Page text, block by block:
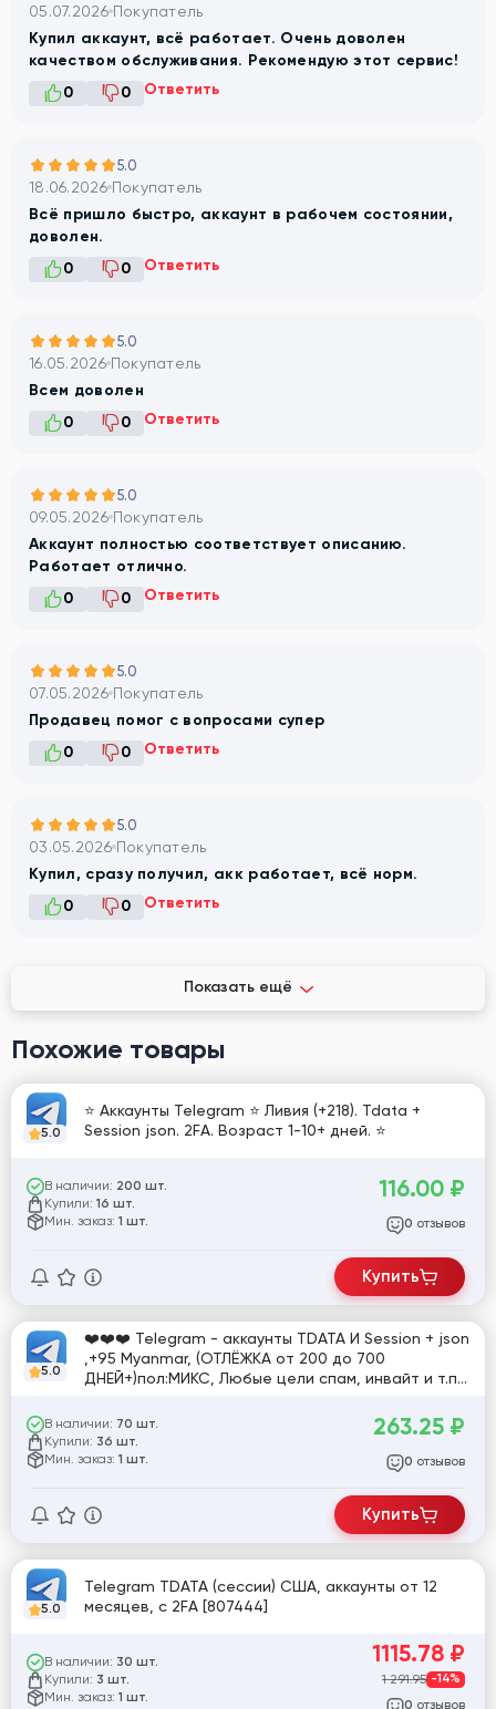
05.07.2026 Покупатель
Купил аккаунт, всё работает. Очень доволен
качеством обслуживания. Рекомендую этот сервис!
0
0 Ответить
5.0
18.06.2026 Покупатель
Всё пришло быстро, аккаунт в рабочем состоянии,
доволен.
0
0 Ответить
5.0
16.05.2026 Покупатель
Всем доволен
0
0 Ответить
5.0
09.05.2026 Покупатель
Аккаунт полностью соответствует описанию.
Работает отлично.
0
0 Ответить
5.0
07.05.2026 Покупатель
Продавец помог с вопросами супер
0
0 Ответить
5.0
03.05.2026 Покупатель
Купил, сразу получил, акк работает, всё норм.
0
0 Ответить
Показать ещё
Похожие товары
5.0
⭐ Аккаунты Telegram ⭐ Ливия (+218). Tdata +
Session json. 2FA. Возраст 1-10+ дней. ⭐
В наличии: 200 шт.
Купили: 16 шт.
Мин. заказ: 1 шт.
116.00 ₽
0 отзывов
Купить
5.0
❤️❤️❤️ Telegram - аккаунты TDATA И Session + json
,+95 Myanmar, (ОТЛЁЖКА от 200 до 700
ДНЕЙ+)пол:МИКС, Любые цели спам, инвайт и т.п.
текстовике
В наличии: 70 шт.
Купили: 36 шт.
Мин. заказ: 1 шт.
263.25 ₽
0 отзывов
Купить
5.0
Telegram TDATA (сессии) США, аккаунты от 12
месяцев, с 2FA [807444]
В наличии: 30 шт.
Купили: 3 шт.
Мин. заказ: 1 шт.
1115.78 ₽
1 291.95 -14%
0 отзывов